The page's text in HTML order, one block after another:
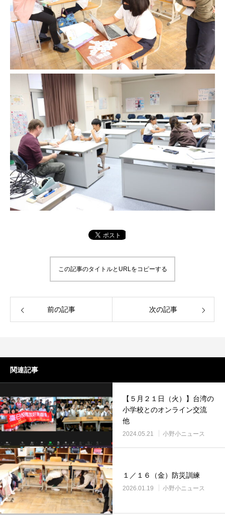
この記事のタイトルとURLをコピーする
前の記事 次の記事
関連記事
【５月２１日（火）】台湾の
小学校とのオンライン交流
他
2024.05.21 小野小ニュース
１／１６（金）防災訓練
2026.01.19 小野小ニュース